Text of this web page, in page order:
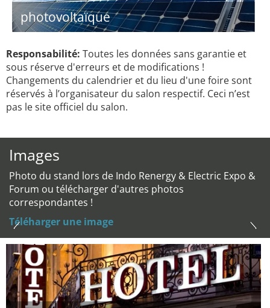
photovoltaïque
Responsabilité: Toutes les données sans garantie et
sous réserve d'erreurs et de modifications !
Changements du calendrier et du lieu d'une foire sont
réservés à l’organisateur du salon respectif. Ceci n’est
pas le site officiel du salon.
Images
Photo du stand lors de Indo Renergy & Electric Expo &
Forum ou télécharger d'autres photos
correspondantes !
Téléharger une image